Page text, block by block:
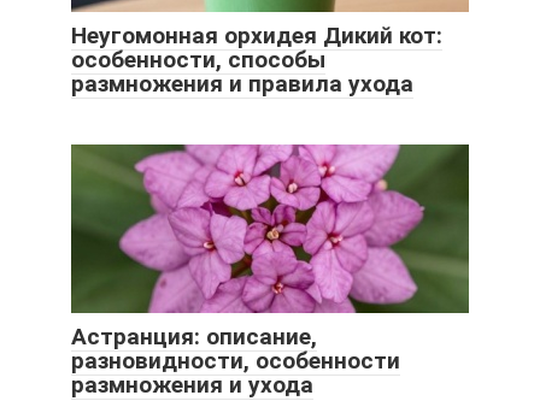
Неугомонная орхидея Дикий кот:
особенности, способы
размножения и правила ухода
Астранция: описание,
разновидности, особенности
размножения и ухода